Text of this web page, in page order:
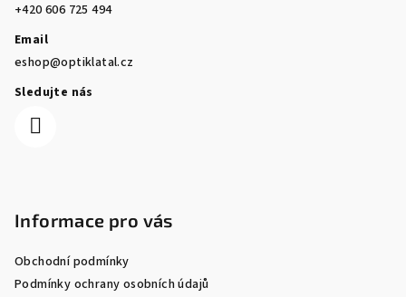
+420 606 725 494
Email
eshop@optiklatal.cz
Sledujte nás
Informace pro vás
Obchodní podmínky
Podmínky ochrany osobních údajů